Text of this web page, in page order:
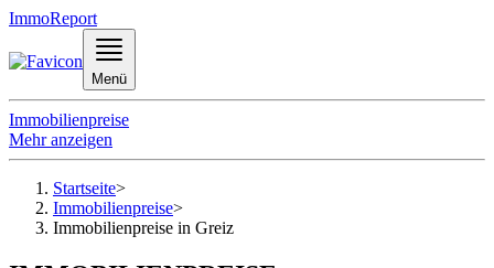
ImmoReport
Menü
Immobilienpreise
Mehr anzeigen
Startseite>
Immobilienpreise>
Immobilienpreise in Greiz